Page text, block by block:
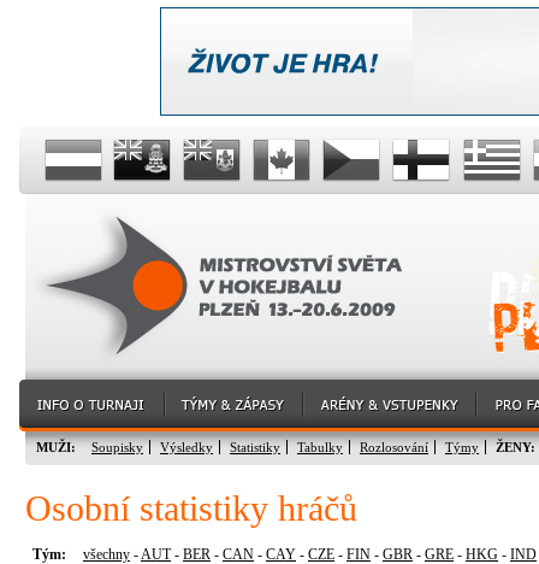
MUŽI: Soupisky Výsledky Statistiky Tabulky Rozlosování Týmy ŽENY:
Osobní statistiky hráčů
Tým: všechny -AUT- BER - CAN - CAY - CZE - FIN - GBR - GRE - HKG - IND